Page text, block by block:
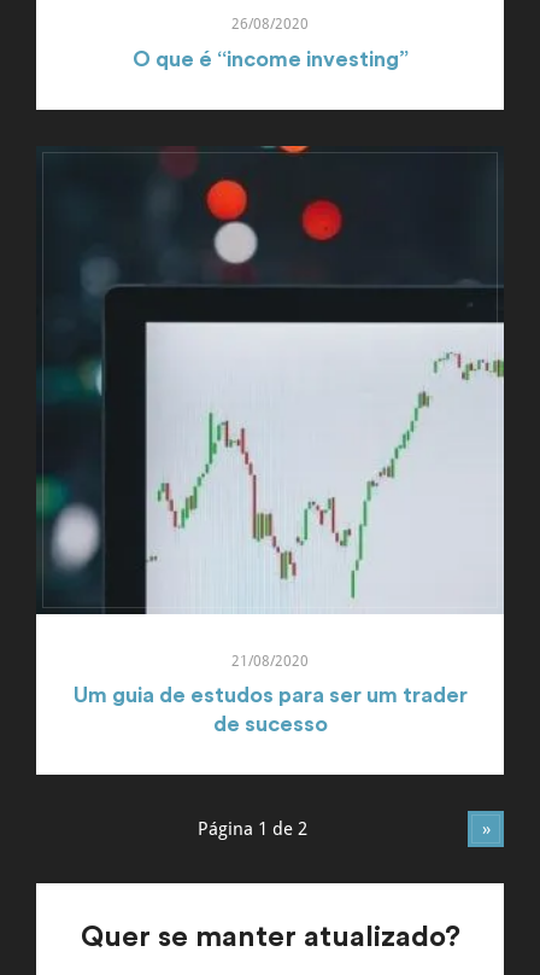
26/08/2020
O que é “income investing”
21/08/2020
Um guia de estudos para ser um trader
de sucesso
Página 1 de 2 »
Quer se manter atualizado?